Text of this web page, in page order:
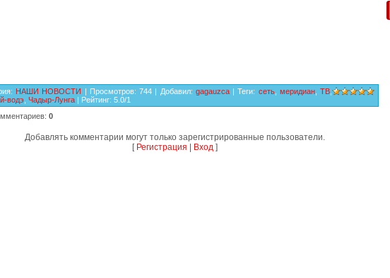
: НАШИ НОВОСТИ | Просмотров: 744 | Добавил: gagauzca |Теги: сеть, меридиан,ТВ ,
водэ Чадыр-Лунга | Рейтинг: 5.0/1
: 0
Добавлять комментарии могут только зарегистрированные пользователи.
[ Регистрация Вход]